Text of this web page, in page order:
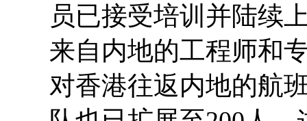
员已接受培训并陆续
来自内地的工程师和
对香港往返内地的航